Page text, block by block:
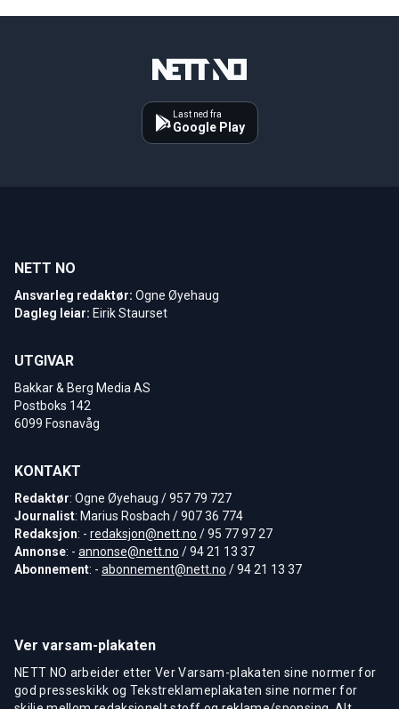
Last ned fra
Google Play
NETT NO
Ansvarleg redaktør: Ogne Øyehaug
Dagleg leiar: Eirik Staurset
UTGIVAR
Bakkar & Berg Media AS
Postboks 142
6099 Fosnavåg
KONTAKT
Redaktør: Ogne Øyehaug / 957 79 727
Journalist: Marius Rosbach / 907 36 774
Redaksjon: - redaksjon@nett.no / 95 77 97 27
Annonse: - annonse@nett.no / 94 21 13 37
Abonnement: - abonnement@nett.no / 94 21 13 37
Ver varsam-plakaten
NETT NO arbeider etter Ver Varsam-plakaten sine normer for
god presseskikk og Tekstreklameplakaten sine normer for